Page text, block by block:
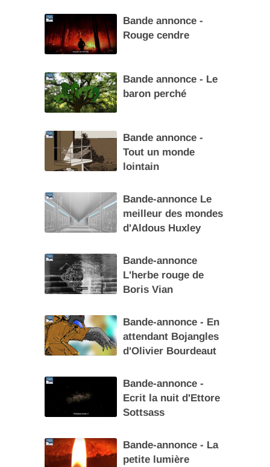
Bande annonce -
Rouge cendre
Bande annonce - Le
baron perché
Bande annonce -
Tout un monde
lointain
Bande-annonce Le
meilleur des mondes
d'Aldous Huxley
Bande-annonce
L'herbe rouge de
Boris Vian
Bande-annonce - En
attendant Bojangles
d'Olivier Bourdeaut
Bande-annonce -
Ecrit la nuit d'Ettore
Sottsass
Bande-annonce - La
petite lumière